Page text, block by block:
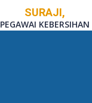
SURAJI,
PEGAWAI KEBERSIHAN